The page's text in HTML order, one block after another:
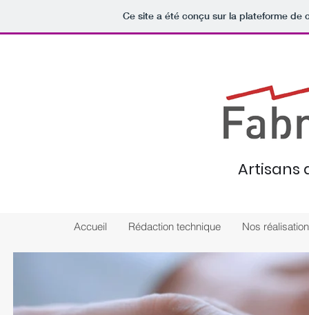
Ce site a été conçu sur la plateforme
Artisans
Accueil Rédaction technique Nos